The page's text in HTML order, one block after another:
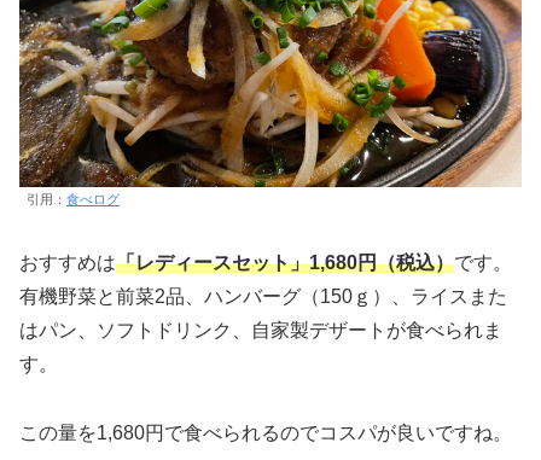
引用： 食べログ
おすすめは「レディースセット」1,680円（税込）です。
有機野菜と前菜2品、ハンバーグ（150ｇ）、ライスまた
はパン、ソフトドリンク、自家製デザートが食べられま
す。
この量を1,680円で食べられるのでコスパが良いですね。